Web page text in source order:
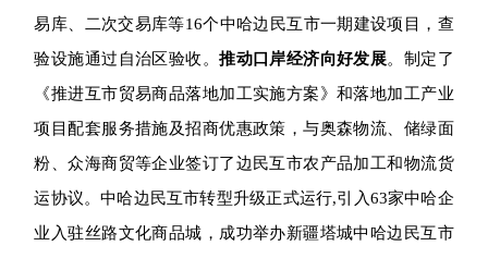
易库、二次交易库等16个中哈边民互市一期建设项目，查
验设施通过自治区验收。推动口岸经济向好发展。制定了
《推进互市贸易商品落地加工实施方案》和落地加工产业
项目配套服务措施及招商优惠政策，与奥森物流、储绿面
粉、众海商贸等企业签订了边民互市农产品加工和物流货
运协议。中哈边民互市转型升级正式运行,引入63家中哈企
业入驻丝路文化商品城，成功举办新疆塔城中哈边民互市